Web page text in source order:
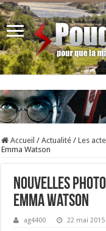
Accueil / Actualité / Les
Emma Watson
Nouvelles
Emma Watson
ag4400 22 mai 2015